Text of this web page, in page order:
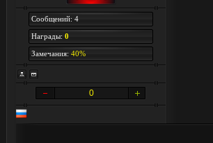
Сообщений: 4
Награды: 0
Замечания: 40%
0